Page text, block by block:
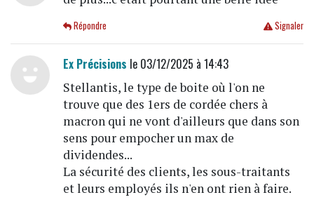
Signaler
Répondre
Ex Précisions le 03/12/2025 à 14:43
Stellantis, le type de boite où l'on ne
trouve que des 1ers de cordée chers à
macron qui ne vont d'ailleurs que dans son
sens pour empocher un max de
dividendes...
La sécurité des clients, les sous-traitants
et leurs employés ils n'en ont rien à faire.